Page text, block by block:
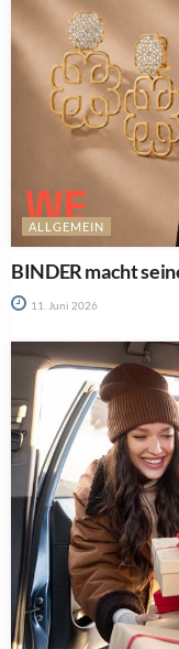
ALLGEMEIN
BINDER macht
11. Juni 2026